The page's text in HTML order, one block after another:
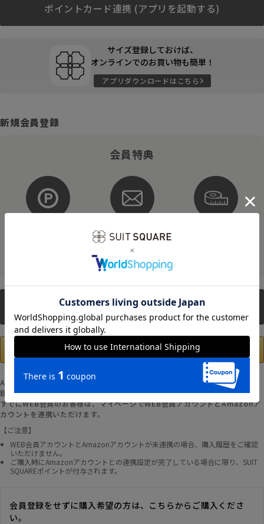
ポイントカード連携 (アプリを起動する)
サイズ登録しておけば、
オンラインでのお買い物も簡単！
アプリダウンロードはこちら
新規会員登録
会員特典
メルマガ配信
そのほかにもさまざまなキャンペーンを予定しています。
新規会員登録
Amazonアカウントの登録情報を使用して、お支払いおよび新規WEB会員登
録が可能です。
すでにWEB会員のお客様は、マイページでWEB会員アカウントとAmazonア
カウントを連携いただけます。
【ご注意】
WEB会員アカウントとAmazonアカウントが未連携の場合、購入履歴をご確認
いただけません。
ご購入時にAmazonアカウントとの連携設定が完了している場合に限り、SUIT
SQUAREポイントが付与されます。
会員登録をせずに購入希望の方は、こちらからご購入くださ
い。